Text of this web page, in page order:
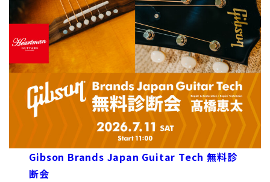
Gibson Brands Japan Guitar Tech 無料診
断会